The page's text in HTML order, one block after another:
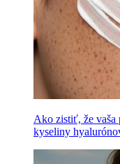
Ako zistiť, že vaša
kyseliny